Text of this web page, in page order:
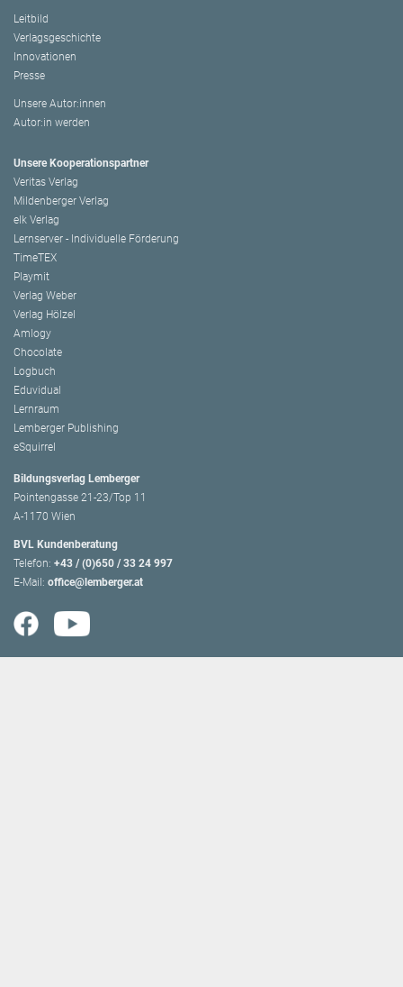
Leitbild
Verlagsgeschichte
Innovationen
Presse
Unsere Autor:innen
Autor:in werden
Unsere Kooperationspartner
Veritas Verlag
Mildenberger Verlag
elk Verlag
Lernserver - Individuelle Förderung
TimeTEX
Playmit
Verlag Weber
Verlag Hölzel
Amlogy
Chocolate
Logbuch
Eduvidual
Lernraum
Lemberger Publishing
eSquirrel
Bildungsverlag Lemberger
Pointengasse 21-23/Top 11
A-1170 Wien
BVL Kundenberatung
Telefon: +43 / (0)650 / 33 24 997
E-Mail: office@lemberger.at